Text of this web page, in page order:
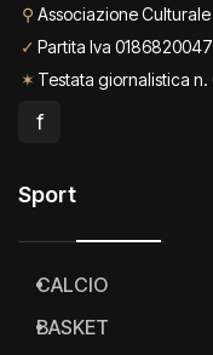
⚲ Associazione
✓ Partita Iva
✶ Testata giornalistica n.
f
Sport
CALCIO
BASKET